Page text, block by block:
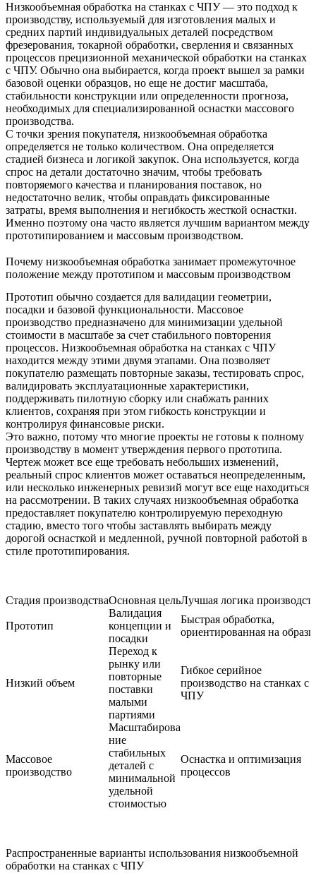
Низкообъемная обработка на станках с ЧПУ — это подход к
производству, используемый для изготовления малых и
средних партий индивидуальных деталей посредством
фрезерования, токарной обработки, сверления и связанных
процессов прецизионной механической обработки на станках
с ЧПУ. Обычно она выбирается, когда проект вышел за рамки
базовой оценки образцов, но еще не достиг масштаба,
стабильности конструкции или определенности прогноза,
необходимых для специализированной оснастки массового
производства.
С точки зрения покупателя, низкообъемная обработка
определяется не только количеством. Она определяется
стадией бизнеса и логикой закупок. Она используется, когда
спрос на детали достаточно значим, чтобы требовать
повторяемого качества и планирования поставок, но
недостаточно велик, чтобы оправдать фиксированные
затраты, время выполнения и негибкость жесткой оснастки.
Именно поэтому она часто является лучшим вариантом между
прототипированием и массовым производством.
Почему низкообъемная обработка занимает промежуточное
положение между прототипом и массовым производством
Прототип обычно создается для валидации геометрии,
посадки и базовой функциональности. Массовое
производство предназначено для минимизации удельной
стоимости в масштабе за счет стабильного повторения
процессов. Низкообъемная обработка на станках с ЧПУ
находится между этими двумя этапами. Она позволяет
покупателю размещать повторные заказы, тестировать спрос,
валидировать эксплуатационные характеристики,
поддерживать пилотную сборку или снабжать ранних
клиентов, сохраняя при этом гибкость конструкции и
контролируя финансовые риски.
Это важно, потому что многие проекты не готовы к полному
производству в момент утверждения первого прототипа.
Чертеж может все еще требовать небольших изменений,
реальный спрос клиентов может оставаться неопределенным,
или несколько инженерных ревизий могут все еще находиться
на рассмотрении. В таких случаях низкообъемная обработка
предоставляет покупателю контролируемую переходную
стадию, вместо того чтобы заставлять выбирать между
дорогой оснасткой и медленной, ручной повторной работой в
стиле прототипирования.
Стадия производстваОсновная цельЛучшая логика
Прототип
Валидация
концепции и
посадки
Быстрая обработка,
ориентированная на
Низкий объем
Переход к
рынку или
повторные
поставки
малыми
партиями
Гибкое серийное
производство на станках с
ЧПУ
Массовое
производство
Масштабирова
ние
стабильных
деталей с
минимальной
удельной
стоимостью
Оснастка и оптимизация
процессов
Распространенные варианты использования низкообъемной
обработки на станках с ЧПУ